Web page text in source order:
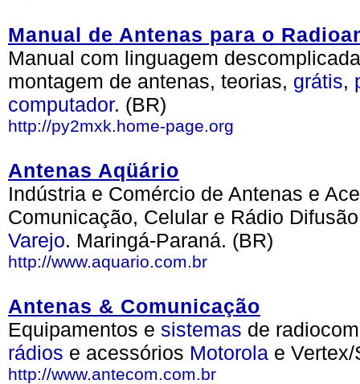
Manual de Antenas para o
Manual com linguagem
montagem de antenas, teorias, grátis,
computador. (BR)
http://py2mxk.home-page.org
Antenas Aqüário
Indústria e Comércio de Antenas e
Comunicação, Celular e Rádio
Varejo. Maringá-Paraná. (BR)
http://www.aquario.com.br
Antenas & Comunicação
Equipamentos e sistemas de
rádios e acessórios Motorola e
http://www.antecom.com.br